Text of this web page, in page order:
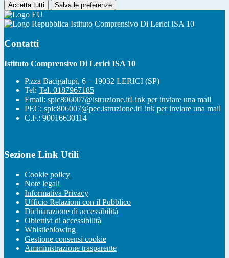
Accetta tutti Salva le preferenze
Istituto Comprensivo Di Lerici ISA 10
Contatti
Istituto Comprensivo Di Lerici ISA 10
P.zza Bacigalupi, 6 – 19032 LERICI (SP)
Tel: Tel. 0187967185
Email: spic806007@istruzione.itLink per inviare una mail
PEC: spic806007@pec.istruzione.itLink per inviare una mail
C.F.: 90016630114
Sezione Link Utili
Cookie policy
Note legali
Informativa Privacy
Ufficio Relazioni con il Pubblico
Dichiarazione di accessibilità
Obiettivi di accessibilità
Whistleblowing
Gestione consensi cookie
Amministrazione trasparente